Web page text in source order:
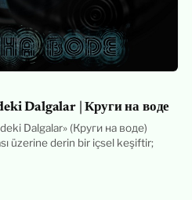
Dalgalar | Круги на воде
Dalgalar» (Круги на воде)
üzerine derin bir içsel keşiftir;